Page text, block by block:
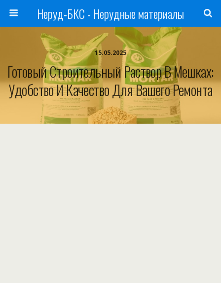
Неруд-БКС - Нерудные материалы
15.05.2025
Готовый Строительный Раствор В Мешках:
Удобство И Качество Для Вашего Ремонта